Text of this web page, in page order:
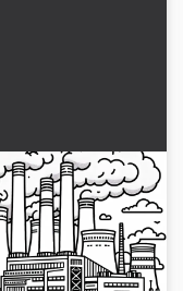
para colorear
eléctrica
gratis para
la plantilla para
de la central térmica